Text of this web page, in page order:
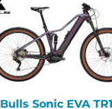
Bulls Sonic EVA TR1